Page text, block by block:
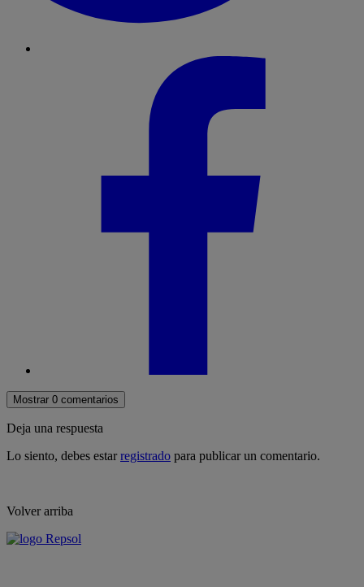
Mostrar 0 comentarios
Deja una respuesta
Lo siento, debes estarregistrado para publicar un comentario.
Volver arriba